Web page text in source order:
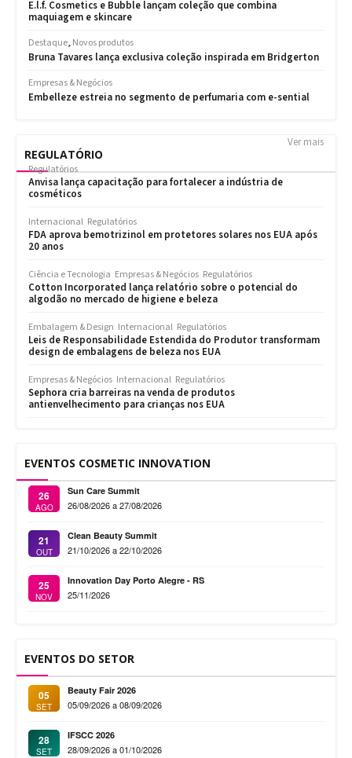
REGULATÓRIO
Ver mais
Regulatórios
Anvisa lança capacitação para fortalecer a indústria de
cosméticos
Internacional Regulatórios
FDA aprova bemotrizinol em protetores solares nos EUA após
20 anos
Ciência e Tecnologia Empresas & Negócios Regulatórios
Cotton Incorporated lança relatório sobre o potencial do
algodão no mercado de higiene e beleza
Embalagem & Design Internacional Regulatórios
Leis de Responsabilidade Estendida do Produtor transformam
design de embalagens de beleza nos EUA
Empresas & Negócios Internacional Regulatórios
Sephora cria barreiras na venda de produtos
antienvelhecimento para crianças nos EUA
EVENTOS COSMETIC INNOVATION
26
AGO
Sun Care Summit
26/08/2026 a 27/08/2026
21
OUT
Clean Beauty Summit
21/10/2026 a 22/10/2026
25
NOV
Innovation Day Porto Alegre - RS
25/11/2026
EVENTOS DO SETOR
05
SET
Beauty Fair 2026
05/09/2026 a 08/09/2026
28
SET
IFSCC 2026
28/09/2026 a 01/10/2026